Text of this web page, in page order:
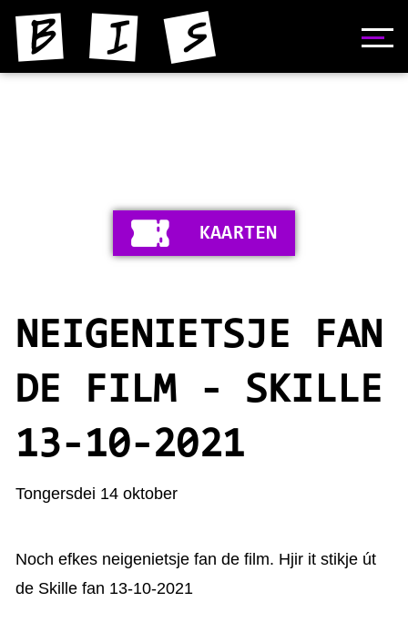
FOTO'S
STIPERS
VIDEO'S
KAARTEN
NEIGENIETSJE FAN
DE FILM - SKILLE
13-10-2021
Tongersdei 14 oktober
Noch efkes neigenietsje fan de film. Hjir it stikje út
de Skille fan 13-10-2021